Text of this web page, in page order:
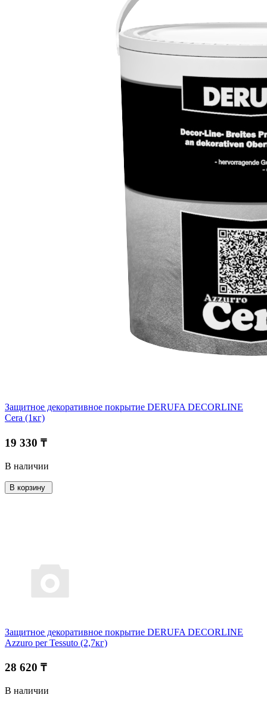
Защитное декоративное покрытие DERUFA DECORLINE
Cera (1кг)
19 330 ₸
В наличии
В корзину
Защитное декоративное покрытие DERUFA DECORLINE
Azzuro per Tessuto (2,7кг)
28 620 ₸
В наличии